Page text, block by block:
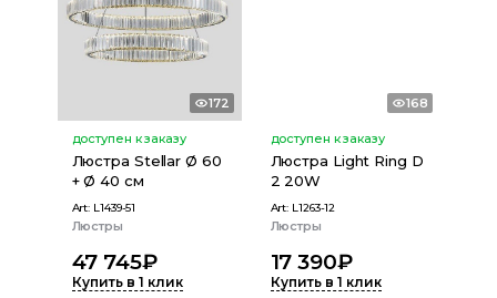
172
доступен к заказу
Люстра Stellar Ø 60
+ Ø 40 см
Art: L1439-51
Люстры
47 745₽
Купить в 1 клик
168
доступен к заказу
Люстра Light Ring D
2 20W
Art: L1263-12
Люстры
17 390₽
Купить в 1 клик